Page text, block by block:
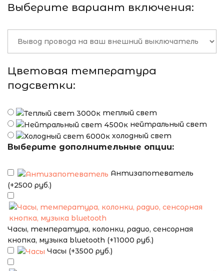
Выберите вариант включения:
Цветовая температура
подсветки:
теплый свет
нейтральный свет
холодный свет
Выберите дополнительные опции:
Антизапотеватель
(+2500 руб.)
Часы, температура, колонки, радио, сенсорная
кнопка, музыка bluetooth (+11000 руб.)
Часы (+3500 руб.)